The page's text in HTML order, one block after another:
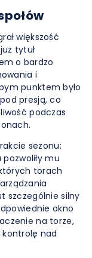
większość
tytuł
o bardzo
i
punktem było
presją, co
podczas
sezonu:
mu
torach
szczególnie silny
okno
na torze,
nad